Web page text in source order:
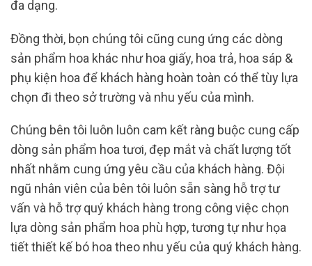
đa dạng.
Đồng thời, bọn chúng tôi cũng cung ứng các dòng
sản phẩm hoa khác như hoa giấy, hoa trả, hoa sáp &
phụ kiện hoa để khách hàng hoàn toàn có thể tùy lựa
chọn đi theo sở trường và nhu yếu của mình.
Chúng bên tôi luôn luôn cam kết ràng buộc cung cấp
dòng sản phẩm hoa tươi, đẹp mắt và chất lượng tốt
nhất nhằm cung ứng yêu cầu của khách hàng. Đội
ngũ nhân viên của bên tôi luôn sẵn sàng hỗ trợ tư
vấn và hỗ trợ quý khách hàng trong công việc chọn
lựa dòng sản phẩm hoa phù hợp, tương tự như họa
tiết thiết kế bó hoa theo nhu yếu của quý khách hàng.